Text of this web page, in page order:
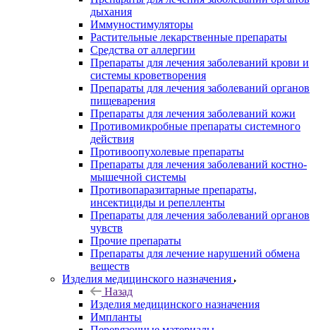
дыхания
Иммуностимуляторы
Растительные лекарственные препараты
Средства от аллергии
Препараты для лечения заболеваний крови и
системы кроветворения
Препараты для лечения заболеваний органов
пищеварения
Препараты для лечения заболеваний кожи
Противомикробные препараты системного
действия
Противоопухолевые препараты
Препараты для лечения заболеваний костно-
мышечной системы
Противопаразитарные препараты,
инсектициды и репелленты
Препараты для лечения заболеваний органов
чувств
Прочие препараты
Препараты для лечение нарушений обмена
веществ
Изделия медицинского назначения
Назад
Изделия медицинского назначения
Импланты